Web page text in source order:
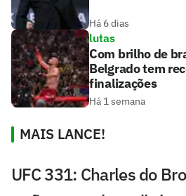
Há 6 dias
lutas
Com brilho de
Belgrado tem
finalizações
Há 1 semana
MAIS LANCE!
UFC 331: Charles do